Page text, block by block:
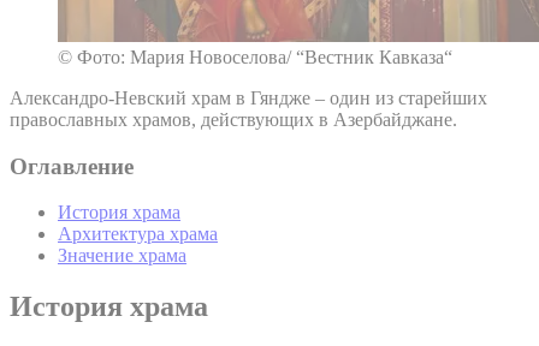
© Фото: Мария Новоселова/ “Вестник Кавказа“
Александро-Невский храм в Гяндже – один из старейших
православных храмов, действующих в Азербайджане.
Оглавление
История храма
Архитектура храма
Значение храма
История храма